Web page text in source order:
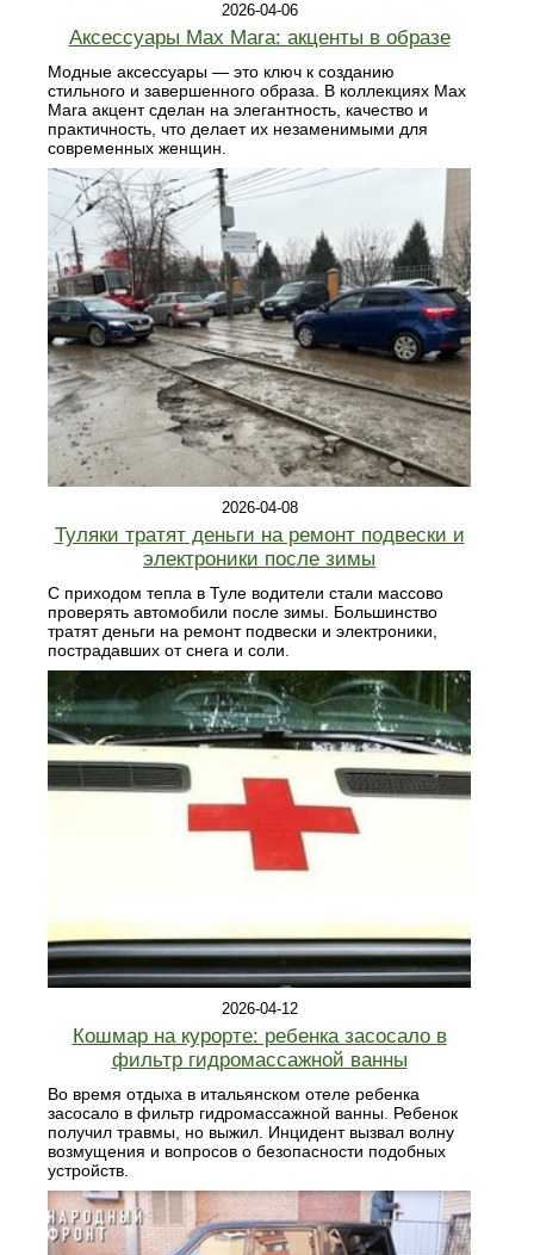
2026-04-06
Аксессуары Max Mara: акценты в образе
Модные аксессуары — это ключ к созданию
стильного и завершенного образа. В коллекциях Max
Mara акцент сделан на элегантность, качество и
практичность, что делает их незаменимыми для
современных женщин.
2026-04-08
Туляки тратят деньги на ремонт подвески и
электроники после зимы
С приходом тепла в Туле водители стали массово
проверять автомобили после зимы. Большинство
тратят деньги на ремонт подвески и электроники,
пострадавших от снега и соли.
2026-04-12
Кошмар на курорте: ребенка засосало в
фильтр гидромассажной ванны
Во время отдыха в итальянском отеле ребенка
засосало в фильтр гидромассажной ванны. Ребенок
получил травмы, но выжил. Инцидент вызвал волну
возмущения и вопросов о безопасности подобных
устройств.